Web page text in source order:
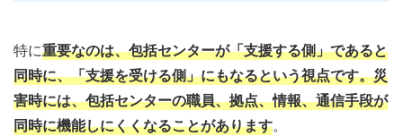
特に重要なのは、包括センターが「支援する側」であると
同時に、「支援を受ける側」にもなるという視点です。災
害時には、包括センターの職員、拠点、情報、通信手段が
同時に機能しにくくなることがあります。